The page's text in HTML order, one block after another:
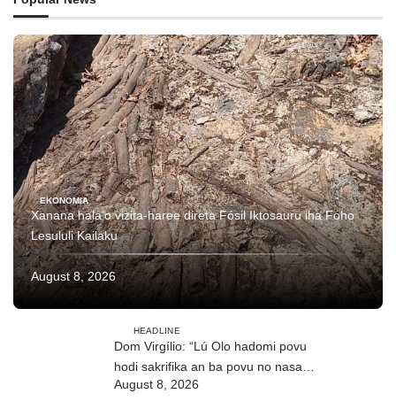
EKONOMIA
Xanana hala’o vizita-haree direta Fósil Iktosauru iha Foho
Lesululi Kailaku
August 8, 2026
HEADLINE
Dom Virgílio: “Lú Olo hadomi povu
hodi sakrifika an ba povu no nasaun
ho fuan”
August 8, 2026